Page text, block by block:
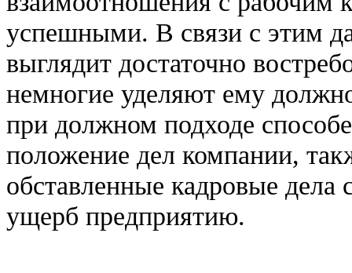
успешными. В связи с этим
выглядит достаточно
немногие уделяют ему
при должном подходе
положение дел компании,
обставленные кадровые
ущерб предприятию.